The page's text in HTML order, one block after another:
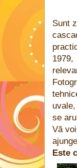
Sunt
1979,
se
Vă
Este